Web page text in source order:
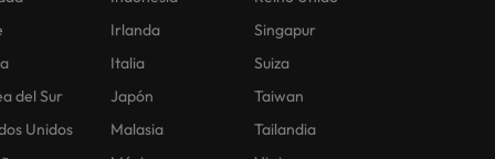
del Sur
Unidos
Irlanda
Italia
Japón
Malasia
Singapur
Suiza
Taiwan
Tailandia